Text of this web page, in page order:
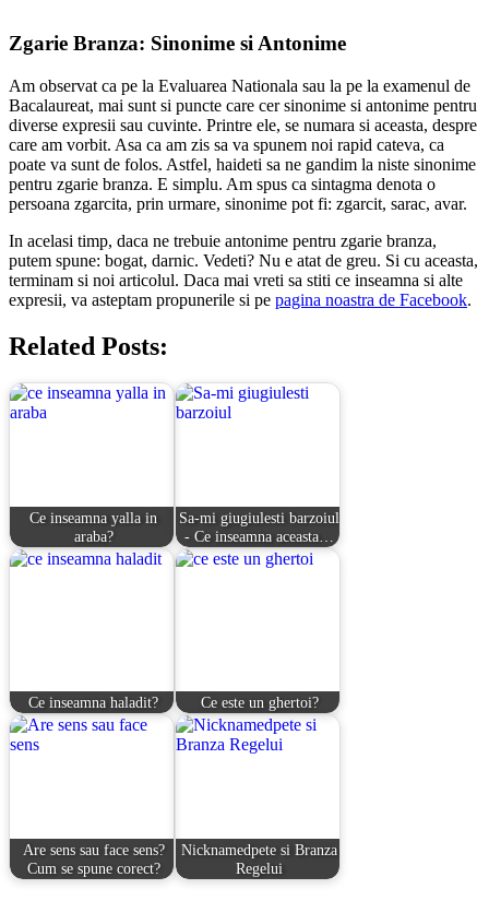
Zgarie Branza: Sinonime si Antonime
Am observat ca pe la Evaluarea Nationala sau la pe la examenul de
Bacalaureat, mai sunt si puncte care cer sinonime si antonime pentru
diverse expresii sau cuvinte. Printre ele, se numara si aceasta, despre
care am vorbit. Asa ca am zis sa va spunem noi rapid cateva, ca
poate va sunt de folos. Astfel, haideti sa ne gandim la niste sinonime
pentru zgarie branza. E simplu. Am spus ca sintagma denota o
persoana zgarcita, prin urmare, sinonime pot fi: zgarcit, sarac, avar.
In acelasi timp, daca ne trebuie antonime pentru zgarie branza,
putem spune: bogat, darnic. Vedeti? Nu e atat de greu. Si cu aceasta,
terminam si noi articolul. Daca mai vreti sa stiti ce inseamna si alte
expresii, va asteptam propunerile si pe pagina noastra de Facebook.
Related Posts:
Ce inseamna yalla in
araba?
Sa-mi giugiulesti barzoiul
- Ce inseamna aceasta…
Ce inseamna haladit? Ce este un ghertoi?
Are sens sau face sens?
Cum se spune corect?
Nicknamedpete si Branza
Regelui